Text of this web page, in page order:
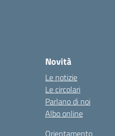
Novità
Le notizie
Le circolari
Parlano di noi
Albo online
Orientamento